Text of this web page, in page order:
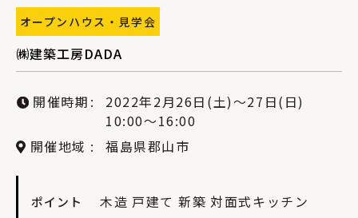
オープンハウス・見学会
㈱建築工房DADA
開催時期
2022年2月26日(土)〜27日(日)
10:00〜16:00
開催地域
福島県郡山市
ポイント 木造 戸建て 新築 対面式キッチン